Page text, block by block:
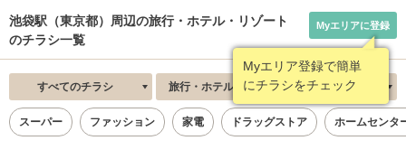
池袋駅（東京都）周辺の旅行・ホテル・リゾート
のチラシ一覧
Myエリア登録で簡単
にチラシをチェック
Myエリアに登録
すべてのチラシ 旅行・ホテル・リゾート 新着順
スーパー ファッション 家電 ドラッグストア ホームセンタ